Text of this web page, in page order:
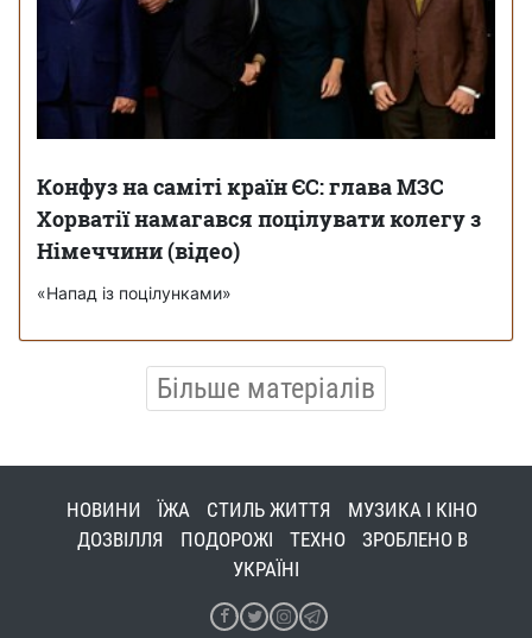
Конфуз на саміті країн ЄС: глава МЗС
Хорватії намагався поцілувати колегу з
Німеччини (відео)
«Напад із поцілунками»
Більше матеріалів
НОВИНИ ЇЖА СТИЛЬ ЖИТТЯ
МУЗИКА І КІНО
ДОЗВІЛЛЯ
ПОДОРОЖІ ТЕХНО
ЗРОБЛЕНО В
УКРАЇНІ